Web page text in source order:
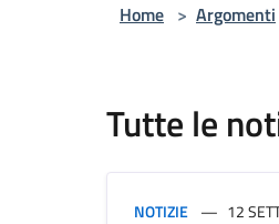
Home > Argomenti
Tutte le
NOTIZIE 12